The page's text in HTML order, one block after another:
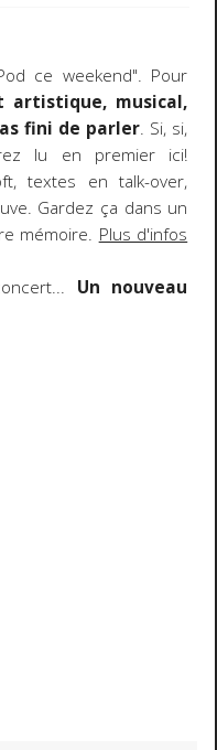
ce weekend". Pour
artistique, musical,
fini de parler. Si, si,
lu en premier ici!
textes en talk-over,
Gardez ça dans un
mémoire. Plus d'infos
Un nouveau